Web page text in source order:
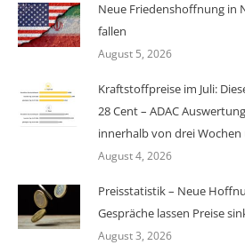
Neue Friedenshoffnung in
fallen
August 5, 2026
Kraftstoffpreise im Juli:
28 Cent – ADAC
innerhalb von drei Wochen
August 4, 2026
Preisstatistik – Neue
Gespräche lassen Preise
August 3, 2026